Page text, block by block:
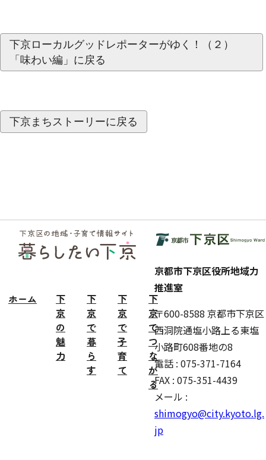
下京ローカルグッドレポーターがゆく！（２）
「味わい編」に戻る
下京まちストーリーに戻る
フッ
ター
ホーム
下
京
の
魅
力
下
京
で
暮
ら
す
下
京
で
子
育
て
下
京
で
つ
な
が
る
京都市下京区役所地域力
推進室
〒600-8588 京都市下京区
西洞院通塩小路上る東塩
小路町608番地の8
電話 : 075-371-7164
FAX : 075-351-4439
メール :
shimogyo@city.kyoto.lg.
jp